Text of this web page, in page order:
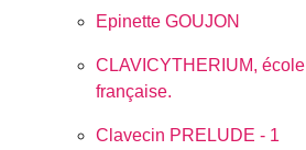
Epinette GOUJON
CLAVICYTHERIUM, école
française.
Clavecin PRELUDE - 1